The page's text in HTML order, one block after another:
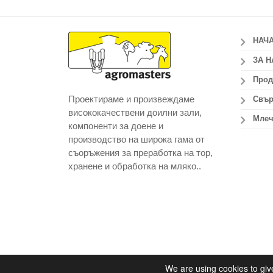
Проектираме и произвеждаме
висококачествени доилни зали,
компоненти за доене и
производство на широка гама от
съоръжения за преработка на тор,
хранене и обработка на мляко..
ЗА
We are using cookies to